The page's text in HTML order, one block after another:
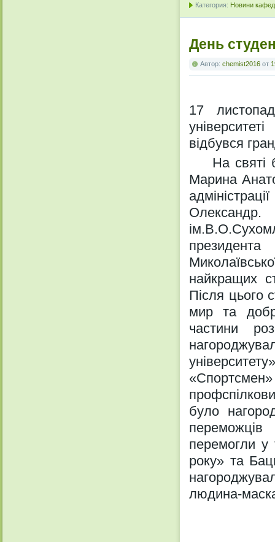
Категория: Новини
День
Автор: chemist2016 от
17
відбувся
На святі
Марина
найкращих
Після цього
мир та
частини
було
переможців
перемогли у
року» та
людина-